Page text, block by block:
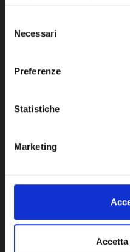
precedentemente
delNecessari
Preferenze
Statistiche
Marketing
KIT
KIT300-30000-SS
DISPONIBILITÀ DA VERIFICARE